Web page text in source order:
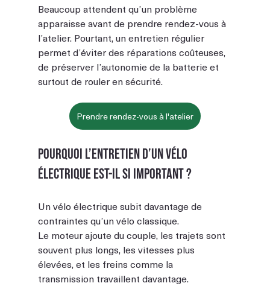
Beaucoup attendent qu’un problème
apparaisse avant de prendre rendez-vous à
l’atelier. Pourtant, un entretien régulier
permet d’éviter des réparations coûteuses,
de préserver l’autonomie de la batterie et
surtout de rouler en sécurité.
Prendre rendez-vous à l'atelier
Pourquoi l’entretien d’un vélo
électrique est-il si important ?
Un vélo électrique subit davantage de
contraintes qu’un vélo classique.
Le moteur ajoute du couple, les trajets sont
souvent plus longs, les vitesses plus
élevées, et les freins comme la
transmission travaillent davantage.